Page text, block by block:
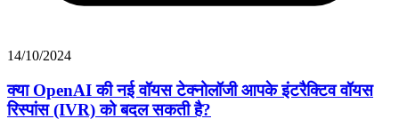
14/10/2024
क्या OpenAI की नई वॉयस टेक्नोलॉजी आपके इंटरैक्टिव वॉयस
रिस्पांस (IVR) को बदल सकती है?